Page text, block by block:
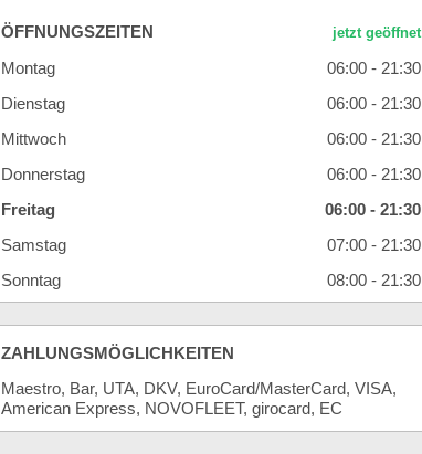
ÖFFNUNGSZEITEN
Montag
06:00 - 21:30
Dienstag
06:00 - 21:30
Mittwoch
06:00 - 21:30
Donnerstag
06:00 - 21:30
Freitag
06:00 - 21:30
Samstag
07:00 - 21:30
Sonntag
08:00 - 21:30
ZAHLUNGSMÖGLICHKEITEN
Maestro, Bar, UTA, DKV, EuroCard/MasterCard, VISA,
American Express, NOVOFLEET, girocard, EC